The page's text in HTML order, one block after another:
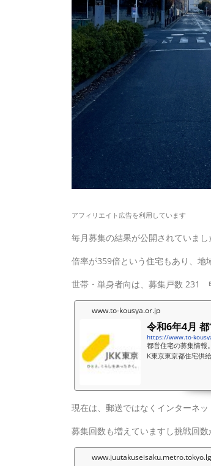
アフィリエイト広告を利用しています
毎月募集の結果が公開されていまし
倍率が359倍という住宅もあり、地
世帯・単身者向は、募集戸数 231
www.to-kousya.or.jp
令和6年4月
https://www.to-
都営住宅の募集情報
K東京東京都住宅供給
現在は、郵送ではなくインターネ
募集回数も増えていますし挑戦回